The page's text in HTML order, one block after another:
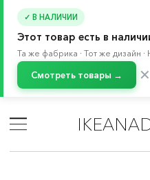
✓ В НАЛИЧИИ
Этот товар есть в
Та же фабрика · Тот же дизайн
Смотреть товары → ✕
Столовый текстиль